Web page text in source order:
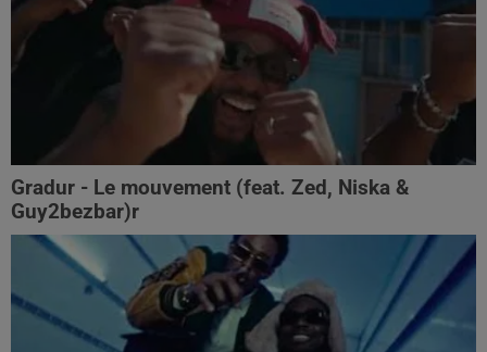
Gradur - Le mouvement (feat. Zed, Niska &
Guy2bezbar)r